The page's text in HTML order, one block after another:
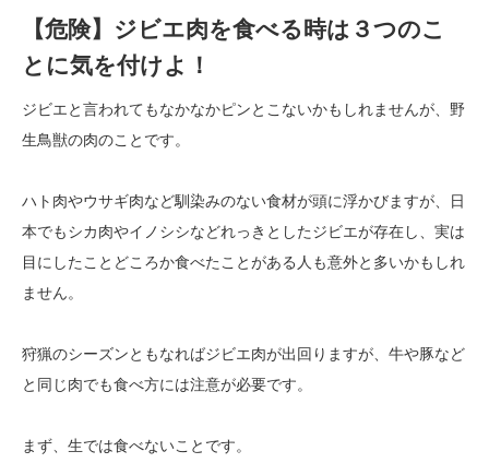
【危険】ジビエ肉を食べる時は３つのこ
とに気を付けよ！
ジビエと言われてもなかなかピンとこないかもしれませんが、野
生鳥獣の肉のことです。
ハト肉やウサギ肉など馴染みのない食材が頭に浮かびますが、日
本でもシカ肉やイノシシなどれっきとしたジビエが存在し、実は
目にしたことどころか食べたことがある人も意外と多いかもしれ
ません。
狩猟のシーズンともなればジビエ肉が出回りますが、牛や豚など
と同じ肉でも食べ方には注意が必要です。
まず、生では食べないことです。